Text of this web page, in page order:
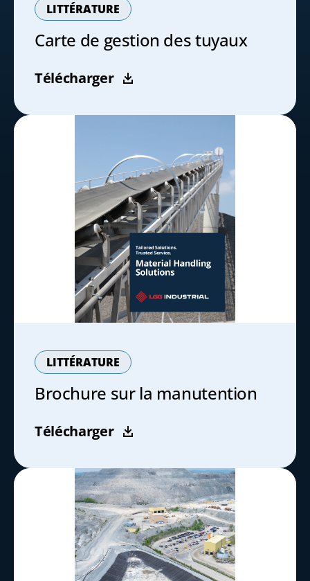
LITTÉRATURE
Carte de gestion des tuyaux
Télécharger
LITTÉRATURE
Brochure sur la manutention
Télécharger